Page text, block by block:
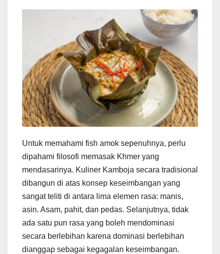
Untuk memahami fish amok sepenuhnya, perlu
dipahami filosofi memasak Khmer yang
mendasarinya. Kuliner Kamboja secara tradisional
dibangun di atas konsep keseimbangan yang
sangat teliti di antara lima elemen rasa: manis,
asin. Asam, pahit, dan pedas. Selanjutnya, tidak
ada satu pun rasa yang boleh mendominasi
secara berlebihan karena dominasi berlebihan
dianggap sebagai kegagalan keseimbangan.